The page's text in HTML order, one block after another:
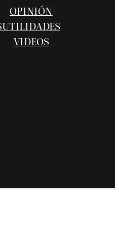
OPINIÓN
UTILIDADES
VIDEOS